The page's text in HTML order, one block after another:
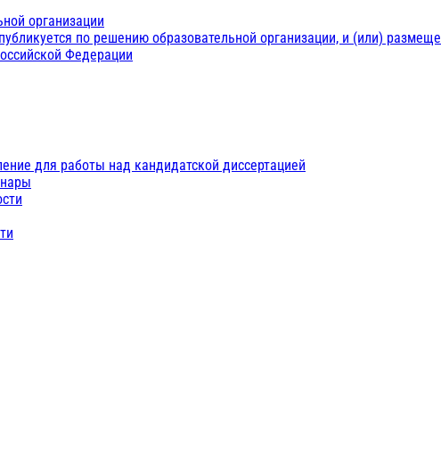
организации
по решению образовательной организации, и (или)
Федерации
для работы над кандидатской диссертацией